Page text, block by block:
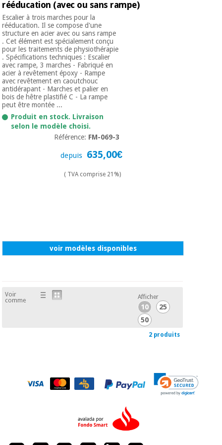
Vétérinaire
Orthopédie
Instruments
chirurgicaux
(déstockage)
rééducation (avec ou sans rampe)
Escalier à trois marches pour la
rééducation. Il se compose d'une
structure en acier avec ou sans rampe
. Cet élément est spécialement conçu
pour les traitements de physiothérapie
. Spécifications techniques : Escalier
avec rampe, 3 marches - Fabriqué en
acier à revêtement époxy - Rampe
avec revêtement en caoutchouc
antidérapant - Marches et palier en
bois de hêtre plastifié C - La rampe
peut être montée ...
Produit en stock. Livraison
selon le modèle choisi.
Référence: FM-069-3
depuis 635,00€
( TVA comprise 21%)
voir modèles disponibles
Voir
comme
Afficher
10
25
50
2 produits